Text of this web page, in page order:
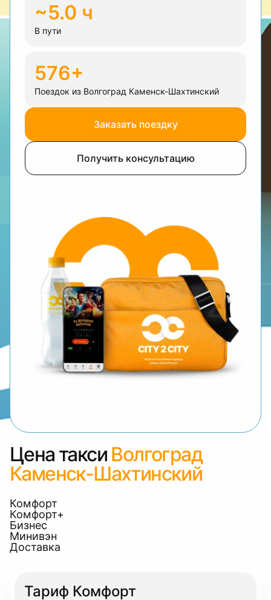
~5.0 ч
В пути
576+
Поездок из Волгоград Каменск-Шахтинский
Заказать поездку
Получить консультацию
Цена такси Волгоград
Каменск-Шахтинский
Комфорт
Комфорт+
Бизнес
Минивэн
Доставка
Тариф Комфорт